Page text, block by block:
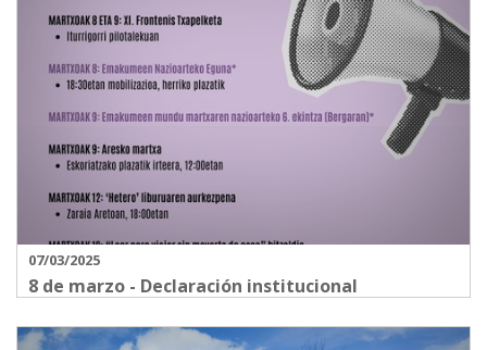
07/03/2025
8 de marzo - Declaración institucional